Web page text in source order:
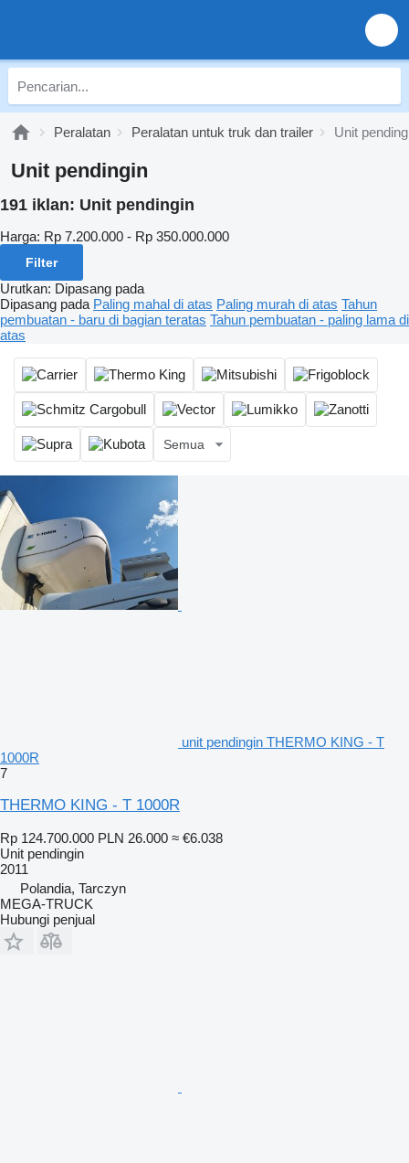
Peralatan Peralatan untuk truk dan trailer Unit
Unit pendingin
191 iklan: Unit pendingin
Harga: Rp 7.200.000 - Rp 350.000.000
Filter
Urutkan: Dipasang pada
Dipasang pada Paling mahal di atas Paling murah di atas Tahun
pembuatan - baru di bagian teratas Tahun pembuatan - paling lama di
atas
Semua
unit pendingin THERMO KING - T
1000R
7
THERMO KING - T 1000R
Rp 124.700.000 PLN 26.000 ≈ €6.038
Unit pendingin
2011
Polandia, Tarczyn
MEGA-TRUCK
Hubungi penjual